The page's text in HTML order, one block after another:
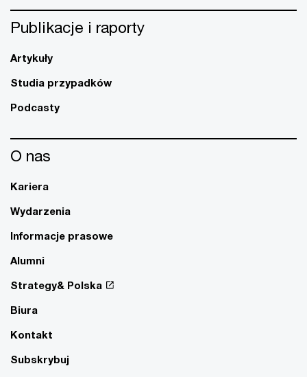
Publikacje i raporty
Artykuły
Studia przypadków
Podcasty
O nas
Kariera
Wydarzenia
Informacje prasowe
Alumni
Strategy& Polska
Biura
Kontakt
Subskrybuj